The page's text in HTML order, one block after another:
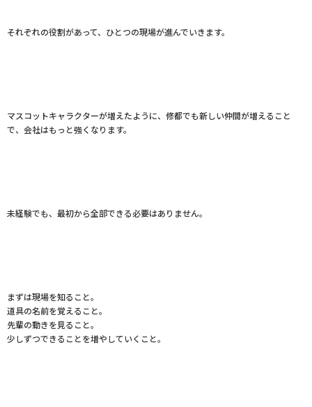
それぞれの役割があって、ひとつの現場が進んでいきます。
マスコットキャラクターが増えたように、修都でも新しい仲間が増えること
で、会社はもっと強くなります。
未経験でも、最初から全部できる必要はありません。
まずは現場を知ること。
道具の名前を覚えること。
先輩の動きを見ること。
少しずつできることを増やしていくこと。